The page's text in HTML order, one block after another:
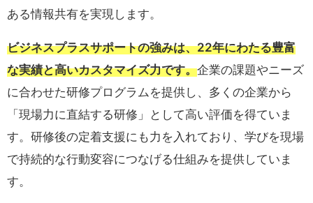
ある情報共有を実現します。
ビジネスプラスサポートの強みは、22年にわたる豊富
な実績と高いカスタマイズ力です。企業の課題やニーズ
に合わせた研修プログラムを提供し、多くの企業から
「現場力に直結する研修」として高い評価を得ていま
す。研修後の定着支援にも力を入れており、学びを現場
で持続的な行動変容につなげる仕組みを提供していま
す。